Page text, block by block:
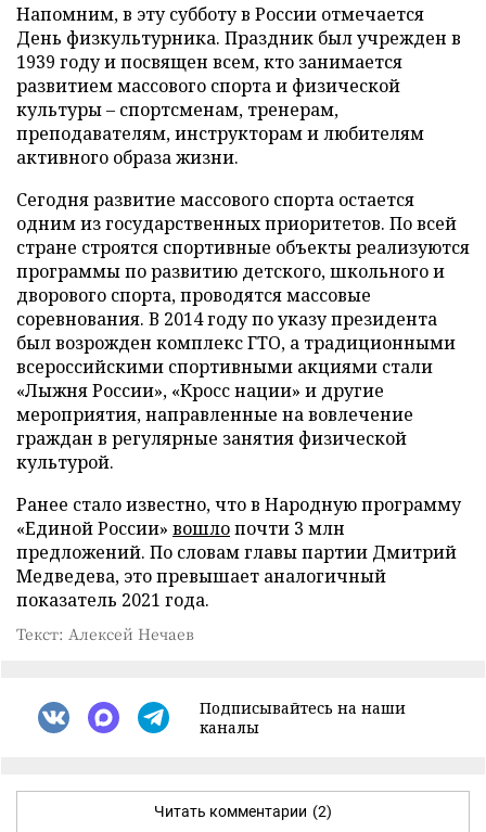
Напомним, в эту субботу в России отмечается
День физкультурника. Праздник был учрежден в
1939 году и посвящен всем, кто занимается
развитием массового спорта и физической
культуры – спортсменам, тренерам,
преподавателям, инструкторам и любителям
активного образа жизни.
Сегодня развитие массового спорта остается
одним из государственных приоритетов. По всей
стране строятся спортивные объекты реализуются
программы по развитию детского, школьного и
дворового спорта, проводятся массовые
соревнования. В 2014 году по указу президента
был возрожден комплекс ГТО, а традиционными
всероссийскими спортивными акциями стали
«Лыжня России», «Кросс нации» и другие
мероприятия, направленные на вовлечение
граждан в регулярные занятия физической
культурой.
Ранее стало известно, что в Народную программу
«Единой России» вошлопочти 3 млн
предложений. По словам главы партии Дмитрий
Медведева, это превышает аналогичный
показатель 2021 года.
Текст: Алексей Нечаев
Подписывайтесь на наши
каналы
Читать комментарии (2)